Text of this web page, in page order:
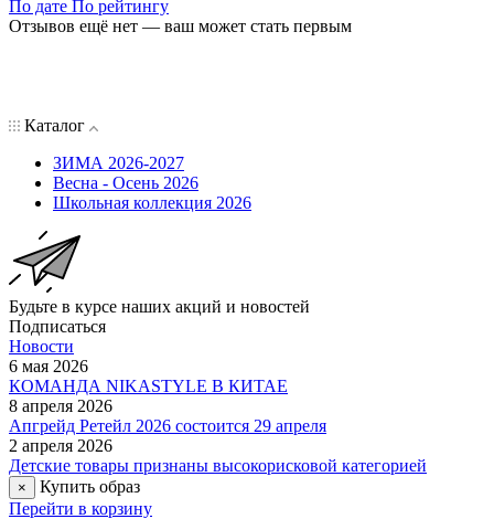
По дате По рейтингу
Отзывов ещё нет — ваш может стать первым
Каталог
ЗИМА 2026-2027
Весна - Осень 2026
Школьная коллекция 2026
Будьте в курсе наших акций и новостей
Подписаться
Новости
6 мая 2026
КОМАНДА NIKASTYLE В КИТАЕ
8 апреля 2026
Апгрейд Ретейл 2026 состоится 29 апреля
2 апреля 2026
Детские товары признаны высокорисковой категорией
×
Купить образ
Перейти в корзину